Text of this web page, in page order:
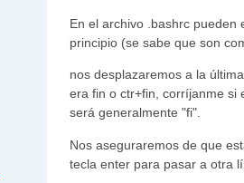
En el archivo .bashrc pueden
principio (se sabe que son
nos desplazaremos a la
era fin o ctr+fin, corríjanme si
será generalmente "fi".
Nos aseguraremos de que
tecla enter para pasar a otra